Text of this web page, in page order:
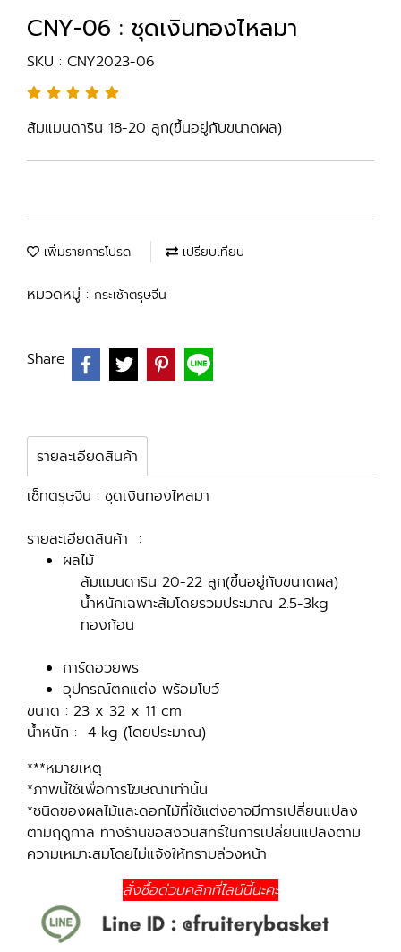
CNY-06 : ชุดเงินทองไหลมา
SKU : CNY2023-06
ส้มแมนดาริน 18-20 ลูก(ขึ้นอยู่กับขนาดผล)
เพิ่มรายการโปรด เปรียบเทียบ
หมวดหมู่ : กระเช้าตรุษจีน
Share
รายละเอียดสินค้า
เซ็ทตรุษจีน : ชุดเงินทองไหลมา
รายละเอียดสินค้า :
ผลไม้
ส้มแมนดาริน 20-22 ลูก(ขึ้นอยู่กับขนาดผล)
น้ำหนักเฉพาะส้มโดยรวมประมาณ 2.5-3kg
ทองก้อน
การ์ดอวยพร
อุปกรณ์ตกแต่ง พร้อมโบว์
ขนาด : 23 x 32 x 11 cm
น้ำหนัก : 4 kg (โดยประมาณ)
***หมายเหตุ
*ภาพนี้ใช้เพื่อการโฆษณาเท่านั้น
*ชนิดของผลไม้และดอกไม้ที่ใช้แต่งอาจมีการเปลี่ยนแปลง
ตามฤดูกาล ทางร้านขอสงวนสิทธิ์ในการเปลี่ยนแปลงตาม
ความเหมาะสมโดยไม่แจ้งให้ทราบล่วงหน้า
สั่งซื้อด่วนคลิกที่ไลน์นี้นะคะ